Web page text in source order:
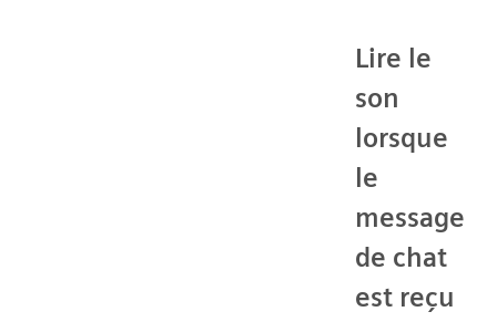
Lire le
son
lorsque
le
message
de chat
est reçu